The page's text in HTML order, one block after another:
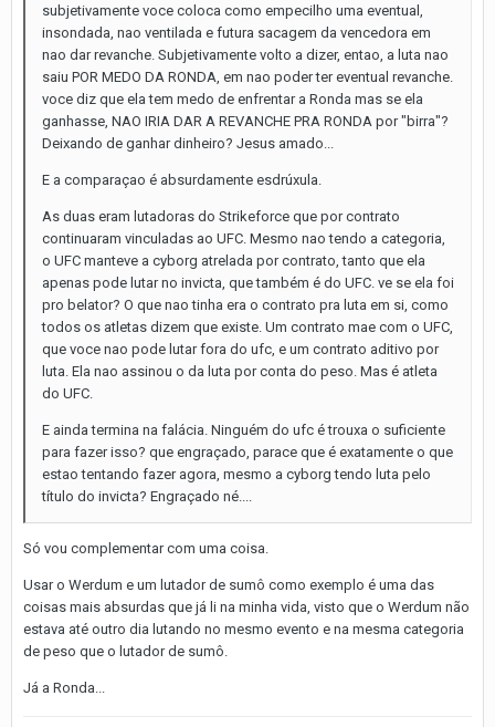
subjetivamente voce coloca como empecilho uma eventual,
insondada, nao ventilada e futura sacagem da vencedora em
nao dar revanche. Subjetivamente volto a dizer, entao, a luta nao
saiu POR MEDO DA RONDA, em nao poder ter eventual revanche.
voce diz que ela tem medo de enfrentar a Ronda mas se ela
ganhasse, NAO IRIA DAR A REVANCHE PRA RONDA por "birra"?
Deixando de ganhar dinheiro? Jesus amado...
E a comparaçao é absurdamente esdrúxula.
As duas eram lutadoras do Strikeforce que por contrato
continuaram vinculadas ao UFC. Mesmo nao tendo a categoria,
o UFC manteve a cyborg atrelada por contrato, tanto que ela
apenas pode lutar no invicta, que também é do UFC. ve se ela foi
pro belator? O que nao tinha era o contrato pra luta em si, como
todos os atletas dizem que existe. Um contrato mae com o UFC,
que voce nao pode lutar fora do ufc, e um contrato aditivo por
luta. Ela nao assinou o da luta por conta do peso. Mas é atleta
do UFC.
E ainda termina na falácia. Ninguém do ufc é trouxa o suficiente
para fazer isso? que engraçado, parace que é exatamente o que
estao tentando fazer agora, mesmo a cyborg tendo luta pelo
título do invicta? Engraçado né....
Só vou complementar com uma coisa.
Usar o Werdum e um lutador de sumô como exemplo é uma das
coisas mais absurdas que já li na minha vida, visto que o Werdum não
estava até outro dia lutando no mesmo evento e na mesma categoria
de peso que o lutador de sumô.
Já a Ronda...